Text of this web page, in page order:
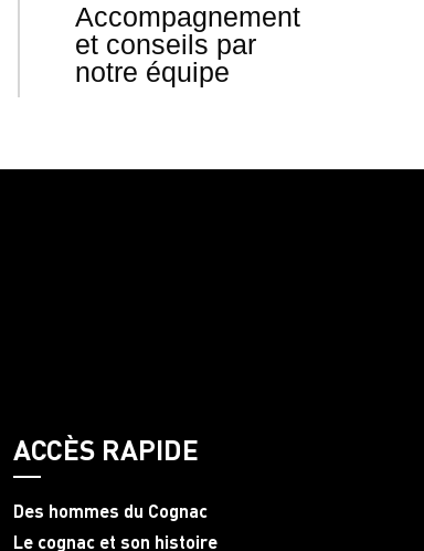
Accompagnement
et conseils par
notre équipe
ACCÈS RAPIDE
Des hommes du Cognac
Le cognac et son histoire